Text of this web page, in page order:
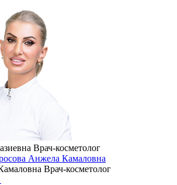
Врач-косметолог
Врач-косметолог